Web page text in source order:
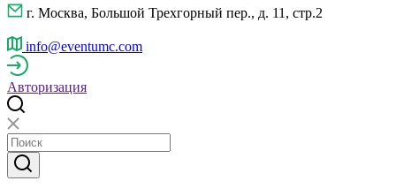
г. Москва, Большой Трехгорный пер., д. 11, стр.2
info@eventumc.com
Авторизация